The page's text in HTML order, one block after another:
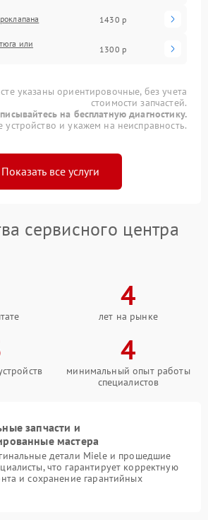
1430 р
или
1300 р
указаны ориентировочные, без учета
стоимости запчастей.
на бесплатную диагностику.
и укажем на неисправность.
Показать все услуги
сервисного центра
4
лет на рынке
4
минимальный опыт работы
специалистов
запчасти и
мастера
детали Miele и прошедшие
что гарантирует корректную
и сохранение гарантийных